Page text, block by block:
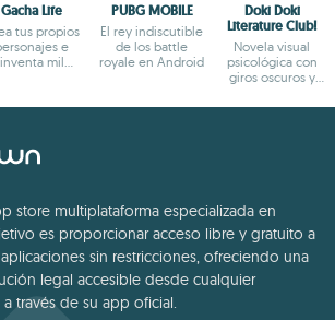
Gacha Life
tus propios
e
inventa mil
PUBG MOBILE
El rey indiscutible
de los battle
royale en Android
Doki Doki
Literature Club!
Novela visual
psicológica con
giros oscuros y
store multiplataforma especializada en
es proporcionar acceso libre y gratuito a
sin restricciones, ofreciendo una
legal accesible desde cualquier
través de su app oficial.